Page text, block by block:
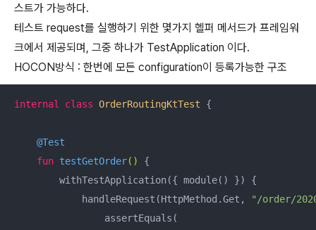
스트가 가능하다.
테스트 request를 실행하기 위한 몇가지 헬퍼 메서드가 프레임워
크에서 제공되며, 그중 하나가 TestApplication 이다.
HOCON방식 : 한번에 모든 configuration이 등록가능한 구조
internal class OrderRoutingKtTest {
@Test
fun testGetOrder()
{
        withTestApplication({ module() }) {
            handleRequest(HttpMethod.Get,
"/order/
                assertEquals(